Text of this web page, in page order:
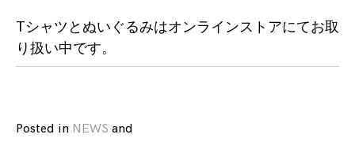
Tシャツとぬいぐるみはオンラインストアにてお取
り扱い中です。
Posted in NEWS and